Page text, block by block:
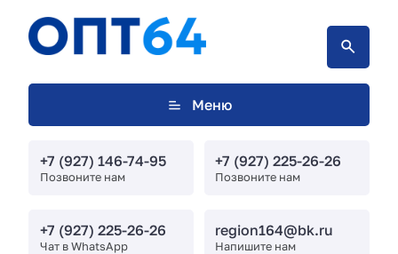
Меню
+7 (927) 146-74-95
Позвоните нам
+7 (927) 225-26-26
Позвоните нам
+7 (927) 225-26-26
Чат в WhatsApp
region164@bk.ru
Напишите нам